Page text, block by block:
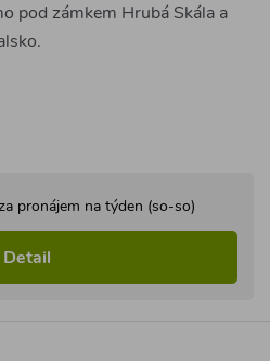
pod zámkem Hrubá Skála a
pronájem na týden (so-so)
Detail